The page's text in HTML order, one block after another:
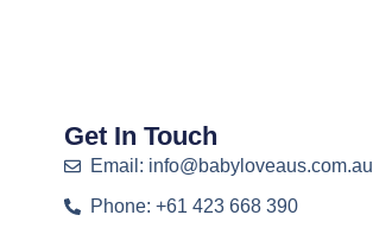
Get In Touch
Email: info@babyloveaus.com.au
Phone: +61 423 668 390